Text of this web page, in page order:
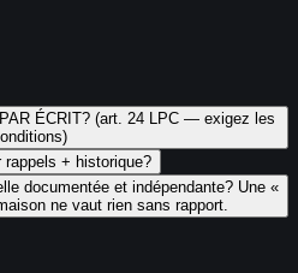
ÉCRIT? (art. 24 LPC — exigez les
+ historique?
documentée et indépendante? Une «
ne vaut rien sans rapport.